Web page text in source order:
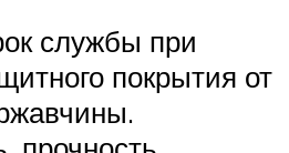
службы при
покрытия от